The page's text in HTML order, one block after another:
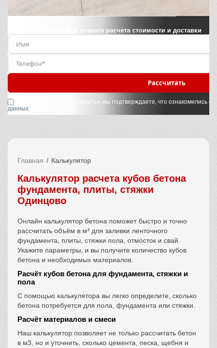
Заполните форму для точного расчета стоимости и доставки
Рассчитать
Нажимая кнопку «Отправить», вы подтверждаете, что ознакомились с
данных
Главная Калькулятор
Калькулятор расчета кубов бетона
фундамента, плиты, стяжки
Одинцово
Онлайн калькулятор бетона поможет быстро и точно
рассчитать объём в м³ для заливки ленточного
фундамента, плиты, стяжки пола, отмосток и свай.
Укажите параметры, и вы получите количество кубов
бетона и необходимых материалов.
Расчёт кубов бетона для фундамента, стяжки и
пола
С помощью калькулятора вы легко определите, сколько
бетона потребуется для пола, фундамента или стяжки.
Расчёт материалов и смеси
Наш калькулятор позволяет не только рассчитать бетон
в м3, но и уточнить, сколько цемента, песка, щебня и